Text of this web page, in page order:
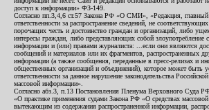
доступ к информации» ФЗ-149.
Согласно пп.3,4,6 ст.57 Закона РФ «О СМИ», «Редакция, главный
ответственности за распространение сведений, не
порочащих честь и достоинство граждан и организаций, либо
интересы граждан, либо представляющих собой злоупотребление
информации и (или) правами журналиста: ...если они являются
сообщений и материалов или их фрагментов, распространенных
информации (а также сообщения, переданные в пресс-релизах и
общественных организаций и объединений), которое может быть
ответственности за данное нарушение законодательства
массовой информации».
Согласно абз.3, п.13 Постановления Пленума Верховного Суда
«О практике применения судами Закона РФ «О средствах
вытекающим из содержания распространенной информации,